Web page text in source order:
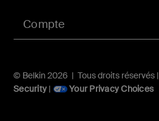
Compte
© Belkin 2026 | Tous droits réservés |
Security | Your Privacy Choices